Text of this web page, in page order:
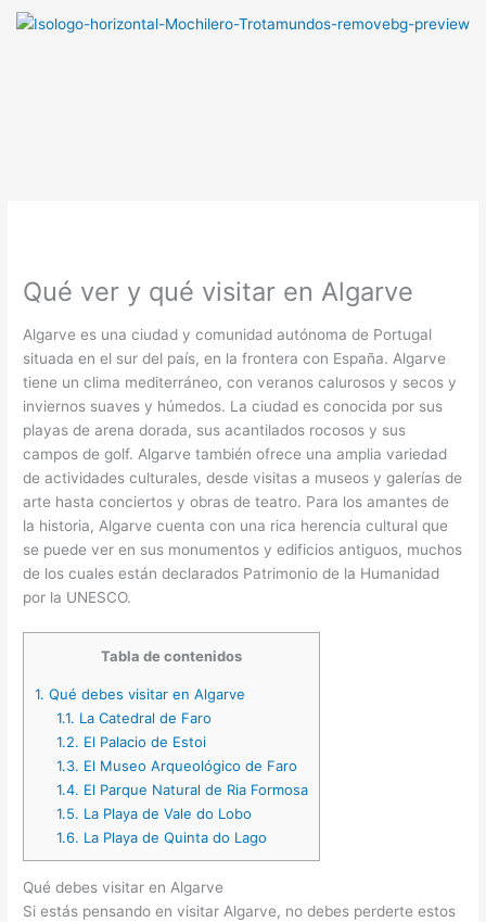
Qué ver y qué visitar en Algarve
Algarve es una ciudad y comunidad autónoma de Portugal
situada en el sur del país, en la frontera con España. Algarve
tiene un clima mediterráneo, con veranos calurosos y secos y
inviernos suaves y húmedos. La ciudad es conocida por sus
playas de arena dorada, sus acantilados rocosos y sus
campos de golf. Algarve también ofrece una amplia variedad
de actividades culturales, desde visitas a museos y galerías de
arte hasta conciertos y obras de teatro. Para los amantes de
la historia, Algarve cuenta con una rica herencia cultural que
se puede ver en sus monumentos y edificios antiguos, muchos
de los cuales están declarados Patrimonio de la Humanidad
por la UNESCO.
Tabla de contenidos
1. Qué debes visitar en Algarve
1.1. La Catedral de Faro
1.2. El Palacio de Estoi
1.3. El Museo Arqueológico de Faro
1.4. El Parque Natural de Ria Formosa
1.5. La Playa de Vale do Lobo
1.6. La Playa de Quinta do Lago
Qué debes visitar en Algarve
Si estás pensando en visitar Algarve, no debes perderte estos
B